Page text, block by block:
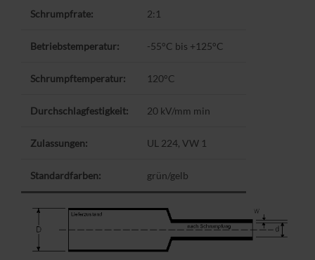
Schrumpfrate: 2:1
Betriebstemperatur: -55°C bis +125°C
Schrumpftemperatur: 120°C
Durchschlagfestigkeit: 20 kV/mm min
Zulassungen: UL 224, VW 1
Standardfarben: grün/gelb